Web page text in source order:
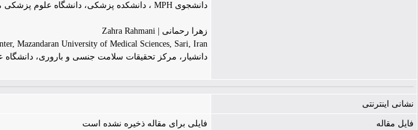
دانشجوی MPH ، دانشکده پزشکی، دانشگاه علوم پزشکی مازندران، ساری، ایران
زهرا رحمانی | Zahra Rahmani
Mazandaran University of Medical Sciences, Sari, Iran
دانشیار، مرکز تحقیقات سلامت جنسی و باروری، دانشگاه
نشانی اینترنتی
فایل مقاله فایلی برای مقاله ذخیره نشده است